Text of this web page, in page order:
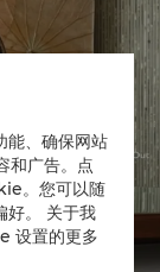
能、确保网站
和广告。点
。您可以随
好。 关于我
设置的更多